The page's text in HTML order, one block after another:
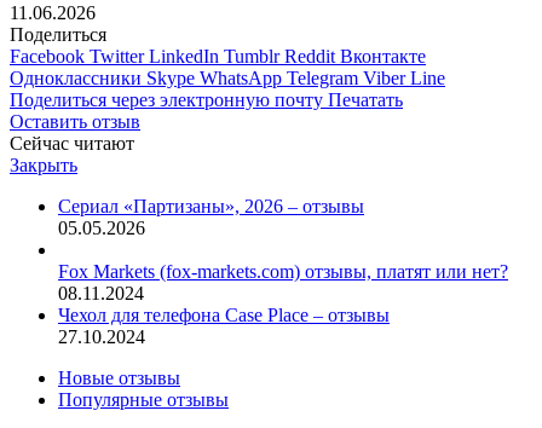
11.06.2026
Поделиться
Facebook Twitter LinkedIn Tumblr Reddit Вконтакте
Одноклассники Skype WhatsApp Telegram Viber Line
Поделиться через электронную почту Печатать
Оставить отзыв
Сейчас читают
Закрыть
Сериал «Партизаны», 2026 – отзывы
05.05.2026
Fox Markets (fox-markets.com) отзывы, платят или нет?
08.11.2024
Чехол для телефона Case Place – отзывы
27.10.2024
Новые отзывы
Популярные отзывы